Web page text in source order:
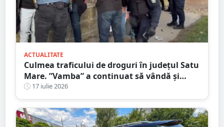
ACTUALITATE
Culmea traficului de droguri în județul Satu
Mare. ”Vamba” a continuat să vândă și
după ce a fost prins
17 iulie 2026